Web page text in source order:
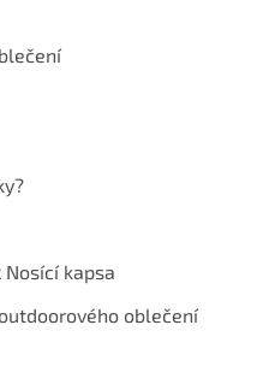
Nosící kapsa
oblečení